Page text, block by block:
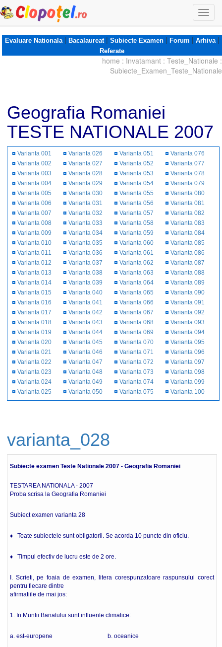
Evaluare Nationala| Bacalaureat| Subiecte Examen| Forum | Arhiva|
Referate
home : Invatamant : Teste_Nationale :
Subiecte_Examen_Teste_Nationale
Geografia Romaniei
TESTE NATIONALE 2007
Varianta 001
Varianta 002
Varianta 003
Varianta 004
Varianta 005
Varianta 006
Varianta 007
Varianta 008
Varianta 009
Varianta 010
Varianta 011
Varianta 012
Varianta 013
Varianta 014
Varianta 015
Varianta 016
Varianta 017
Varianta 018
Varianta 019
Varianta 020
Varianta 021
Varianta 022
Varianta 023
Varianta 024
Varianta 025
Varianta 026
Varianta 027
Varianta 028
Varianta 029
Varianta 030
Varianta 031
Varianta 032
Varianta 033
Varianta 034
Varianta 035
Varianta 036
Varianta 037
Varianta 038
Varianta 039
Varianta 040
Varianta 041
Varianta 042
Varianta 043
Varianta 044
Varianta 045
Varianta 046
Varianta 047
Varianta 048
Varianta 049
Varianta 050
Varianta 051
Varianta 052
Varianta 053
Varianta 054
Varianta 055
Varianta 056
Varianta 057
Varianta 058
Varianta 059
Varianta 060
Varianta 061
Varianta 062
Varianta 063
Varianta 064
Varianta 065
Varianta 066
Varianta 067
Varianta 068
Varianta 069
Varianta 070
Varianta 071
Varianta 072
Varianta 073
Varianta 074
Varianta 075
Varianta 076
Varianta 077
Varianta 078
Varianta 079
Varianta 080
Varianta 081
Varianta 082
Varianta 083
Varianta 084
Varianta 085
Varianta 086
Varianta 087
Varianta 088
Varianta 089
Varianta 090
Varianta 091
Varianta 092
Varianta 093
Varianta 094
Varianta 095
Varianta 096
Varianta 097
Varianta 098
Varianta 099
Varianta 100
varianta_028
Subiecte examen Teste Nationale 2007 - Geografia Romaniei
TESTAREA NATIONALA - 2007
Proba scrisa la Geografia Romaniei
Subiect examen varianta 28
♦ Toate subiectele sunt obligatorii. Se acorda 10 puncte din oficiu.
♦ Timpul efectiv de lucru este de 2 ore.
I. Scrieti, pe foaia de examen, litera corespunzatoare raspunsului corect
pentru fiecare dintre
afirmatiile de mai jos:
1. In Muntii Banatului sunt influente climatice:
a. est-europene b. oceanice